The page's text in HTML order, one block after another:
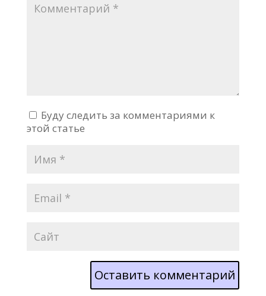
Буду следить за комментариями к
этой статье